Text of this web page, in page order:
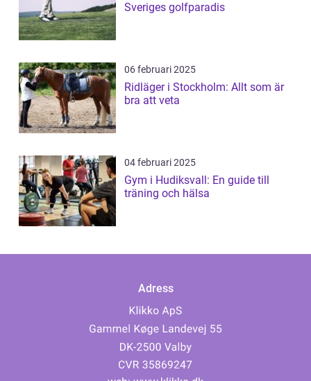
Sveriges golfparadis
06 februari 2025
Ridläger i Stockholm: Allt som är
bra att veta
04 februari 2025
Gym i Hudiksvall: En guide till
träning och hälsa
Adress